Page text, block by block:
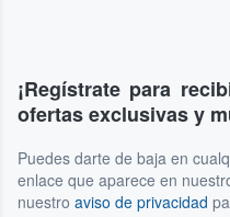
¡Regístrate para
ofertas exclusivas y
Puedes darte de baja en
enlace que aparece en
nuestro aviso de privacidad